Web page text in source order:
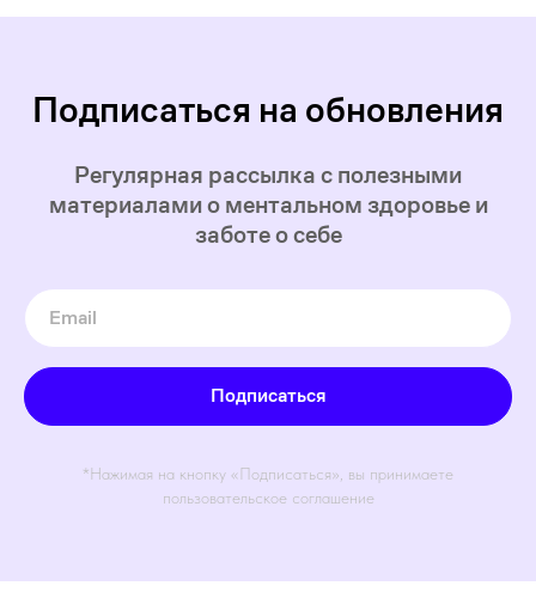
Подписаться на обновления
Регулярная рассылка с полезными
материалами о ментальном здоровье и
заботе о себе
Подписаться
*Нажимая на кнопку «Подписаться», вы принимаете
пользовательское соглашение